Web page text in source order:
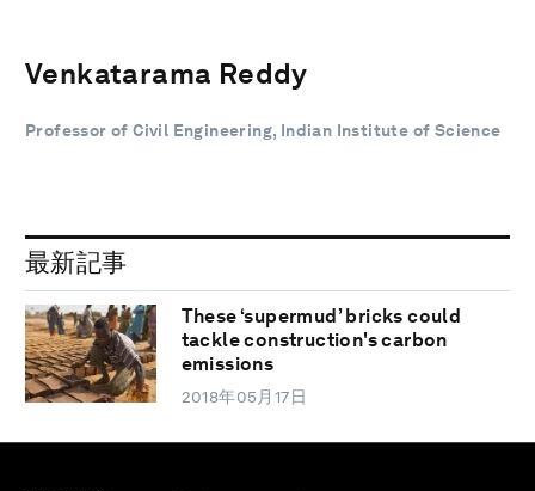
Venkatarama Reddy
Professor of Civil Engineering, Indian Institute of Science
最新記事
These ‘supermud’ bricks could
tackle construction's carbon
emissions
2018年05月17日